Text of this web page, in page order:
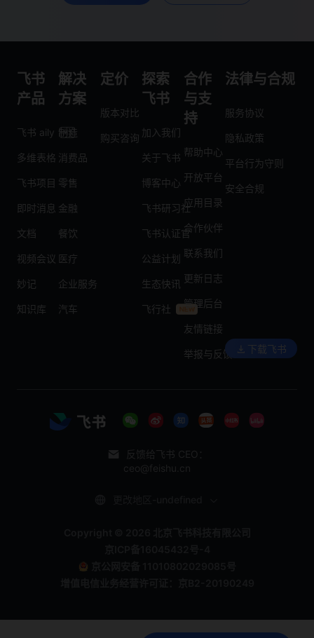
飞书
产品
飞书 aily
多维表格
飞书项目
即时消息
文档
视频会议
妙记
知识库
解决
方案
制造
消费品
零售
金融
餐饮
医疗
企业服务
汽车
定价
版本对比
购买咨询
探索
飞书
加入我们
关于飞书
博客中心
飞书研习社
飞书认证官
公益计划
生态快讯
飞行社
合作
与支
持
帮助中心
开放平台
应用目录
合作伙伴
联系我们
更新日志
管理后台
友情链接
举报与反馈
法律与合规
服务协议
隐私政策
平台行为守则
安全合规
下载飞书
反馈给飞书 CEO：
ceo@feishu.cn